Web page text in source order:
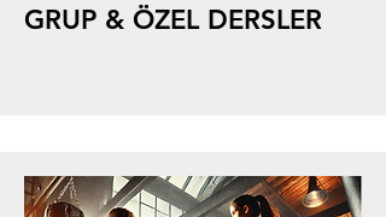
GRUP & ÖZEL DERSLER